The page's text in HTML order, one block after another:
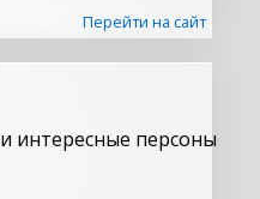
Перейти на сайт
интересные персоны